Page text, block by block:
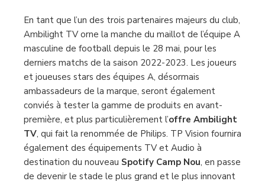
En tant que l’un des trois partenaires majeurs du club,
Ambilight TV orne la manche du maillot de l’équipe A
masculine de football depuis le 28 mai, pour les
derniers matchs de la saison 2022-2023. Les joueurs
et joueuses stars des équipes A, désormais
ambassadeurs de la marque, seront également
conviés à tester la gamme de produits en avant-
première, et plus particulièrement l’offre Ambilight
TV, qui fait la renommée de Philips. TP Vision fournira
également des équipements TV et Audio à
destination du nouveau Spotify Camp Nou, en passe
de devenir le stade le plus grand et le plus innovant